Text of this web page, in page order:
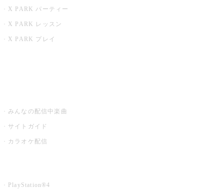
X PARK パーティー
X PARK レッスン
X PARK プレイ
みんなの配信中楽曲
サイトガイド
カラオケ配信
PlayStation®4